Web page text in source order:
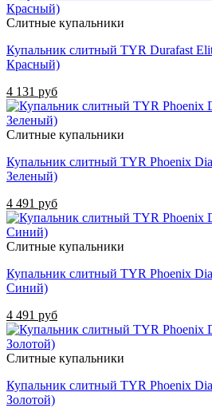
Слитные купальники
Купальник слитный TYR Durafast
Красный)
4 131 руб
Слитные купальники
Купальник слитный TYR Phoenix
Зеленый)
4 491 руб
Слитные купальники
Купальник слитный TYR Phoenix
Синий)
4 491 руб
Слитные купальники
Купальник слитный TYR Phoenix
Золотой)